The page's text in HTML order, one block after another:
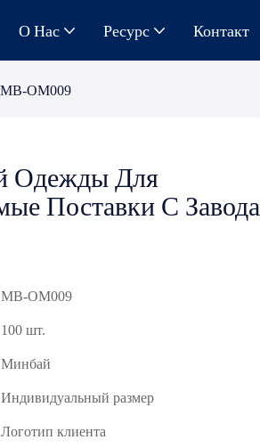
О Нас Ресурс Контакт
MB-OM009
Одежды Для
Поставки С Завода
MB-OM009
100 шт.
Минбай
Индивидуальный размер
Логотип клиента